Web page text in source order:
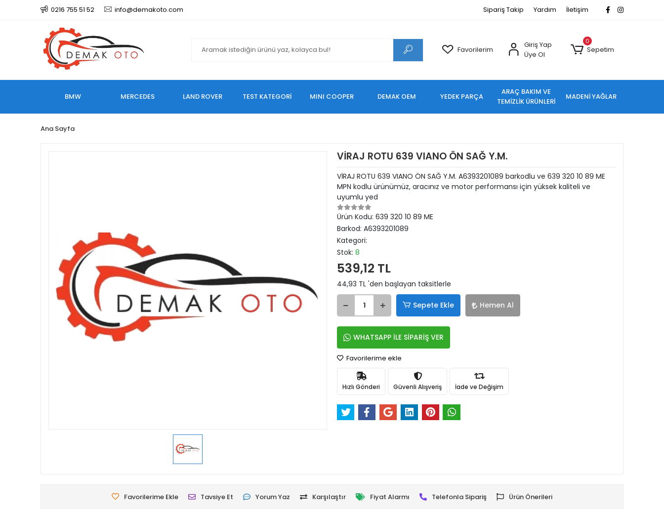
0216 755 51 52 info@demakoto.com Sipariş Takip Yardım İletişim
Favorilerim
Giriş Yap
Üye Ol
0
Sepetim
BMW MERCEDES LAND ROVER TEST KATEGORİ MINI COOPER DEMAK OEM YEDEK PARÇA
ARAÇ BAKIM VE
TEMİZLİK ÜRÜNLERİ
MADENİ YAĞLAR
Ana Sayfa
VİRAJ ROTU 639 VIANO ÖN SAĞ Y.M.
VİRAJ ROTU 639 VIANO ÖN SAĞ Y.M. A6393201089 barkodlu ve 639 320 10 89 ME
MPN kodlu ürünümüz, aracınız ve motor performansı için yüksek kaliteli ve
uyumlu yed
Ürün Kodu: 639 320 10 89 ME
Barkod: A6393201089
Kategori:
Stok: 8
539,12 TL
44,93 TL 'den başlayan taksitlerle
Sepete Ekle Hemen Al
WHATSAPP İLE SİPARİŞ VER
Favorilerime ekle
Hızlı Gönderi Güvenli Alışveriş İade ve Değişim
Favorilerime Ekle Tavsiye Et Yorum Yaz Karşılaştır Fiyat Alarmı Telefonla Sipariş Ürün Önerileri